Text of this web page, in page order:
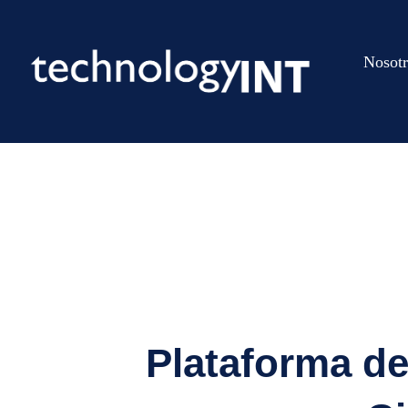
Plataforma